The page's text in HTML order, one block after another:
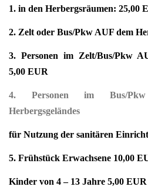
1. in den Herbergsräumen: 25,00
2. Zelt oder Bus/Pkw AUF dem
3. Personen im Zelt/Bus/Pkw
5,00 EUR
4. Personen im Bus/
Herbergsgeländes
für Nutzung der sanitären
5. Frühstück Erwachsene 10,00
Kinder von 4 – 13 Jahre 5,00 EUR